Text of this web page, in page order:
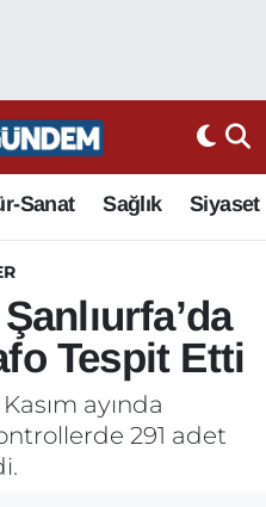
Sanat Sağlık Siyaset
Tespit Etti
ayında
291 adet